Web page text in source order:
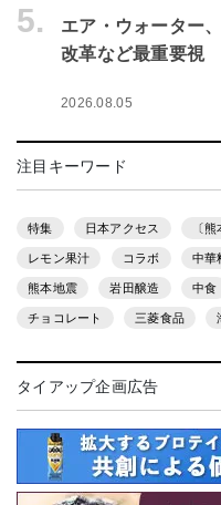
5.
エア・ウォーター
改革など最重要視
2026.08.05
注目キーワード
特集 日本アクセス 〔
レモン果汁 コラボ 中華
熊本地震 岩田醸造 中食
チョコレート 三菱食品
タイアップ企画広告